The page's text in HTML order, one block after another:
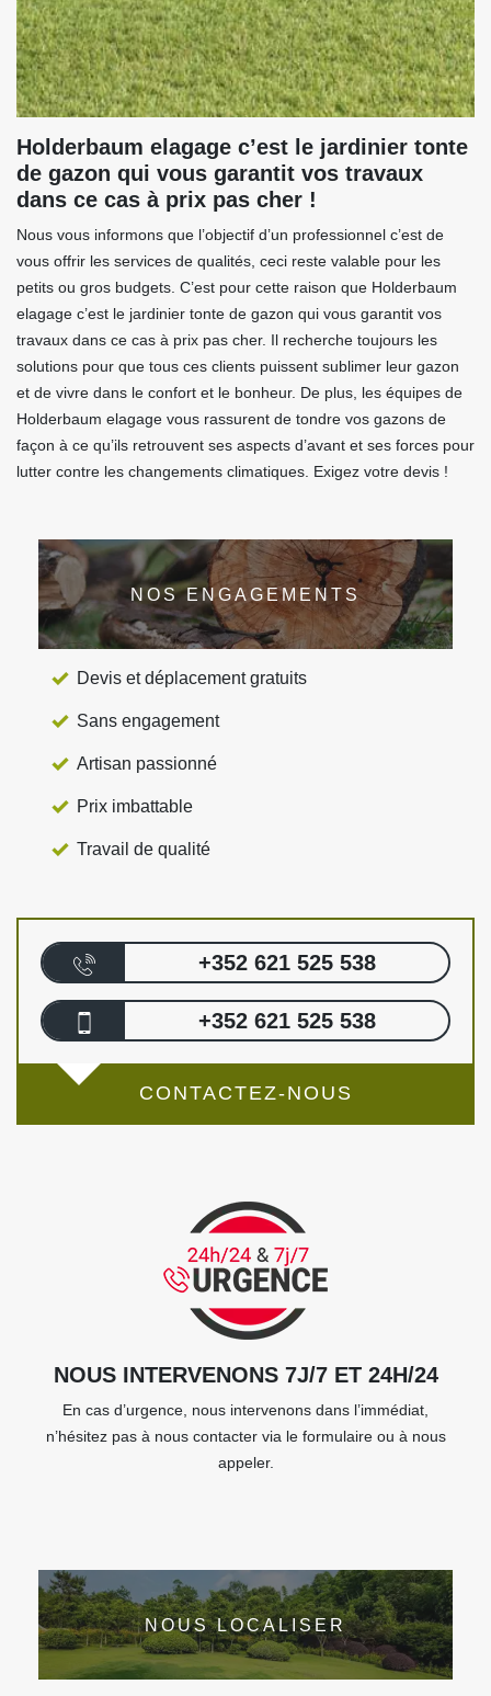
Holderbaum elagage c’est le jardinier tonte
de gazon qui vous garantit vos travaux
dans ce cas à prix pas cher !
Nous vous informons que l’objectif d’un professionnel c’est de
vous offrir les services de qualités, ceci reste valable pour les
petits ou gros budgets. C’est pour cette raison que Holderbaum
elagage c’est le jardinier tonte de gazon qui vous garantit vos
travaux dans ce cas à prix pas cher. Il recherche toujours les
solutions pour que tous ces clients puissent sublimer leur gazon
et de vivre dans le confort et le bonheur. De plus, les équipes de
Holderbaum elagage vous rassurent de tondre vos gazons de
façon à ce qu’ils retrouvent ses aspects d’avant et ses forces pour
lutter contre les changements climatiques. Exigez votre devis !
NOS ENGAGEMENTS
Devis et déplacement gratuits
Sans engagement
Artisan passionné
Prix imbattable
Travail de qualité
+352 621 525 538
+352 621 525 538
CONTACTEZ-NOUS
NOUS INTERVENONS 7J/7 ET 24H/24
En cas d’urgence, nous intervenons dans l’immédiat,
n’hésitez pas à nous contacter via le formulaire ou à nous
appeler.
NOUS LOCALISER